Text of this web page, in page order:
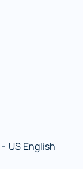
US English